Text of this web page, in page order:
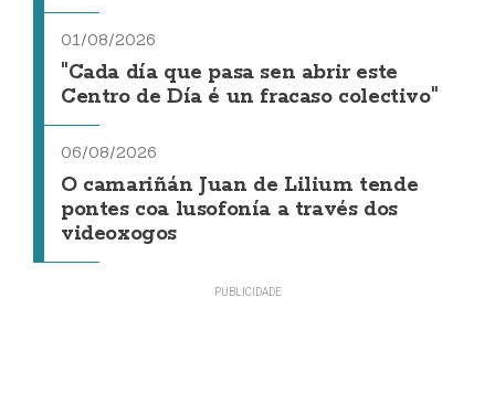
01/08/2026
"Cada día que pasa sen abrir este
Centro de Día é un fracaso colectivo"
06/08/2026
O camariñán Juan de Lilium tende
pontes coa lusofonía a través dos
videoxogos